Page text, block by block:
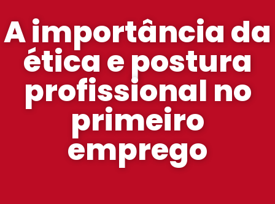
A importância da
ética e postura
profissional no
primeiro
emprego